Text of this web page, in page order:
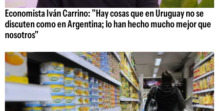
Economista Iván Carrino: "Hay cosas que en Uruguay no se
discuten como en Argentina; lo han hecho mucho mejor que
nosotros"